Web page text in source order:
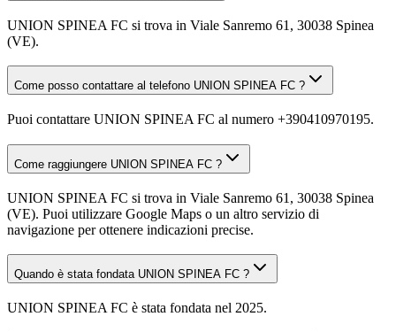
UNION SPINEA FC si trova in Viale Sanremo 61, 30038 Spinea
(VE).
Come posso contattare al telefono UNION SPINEA FC ?
Puoi contattare UNION SPINEA FC al numero +390410970195.
Come raggiungere UNION SPINEA FC ?
UNION SPINEA FC si trova in Viale Sanremo 61, 30038 Spinea
(VE). Puoi utilizzare Google Maps o un altro servizio di
navigazione per ottenere indicazioni precise.
Quando è stata fondata UNION SPINEA FC ?
UNION SPINEA FC è stata fondata nel 2025.